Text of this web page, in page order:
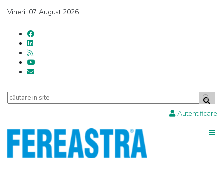
Vineri, 07 August 2026
Autentificare